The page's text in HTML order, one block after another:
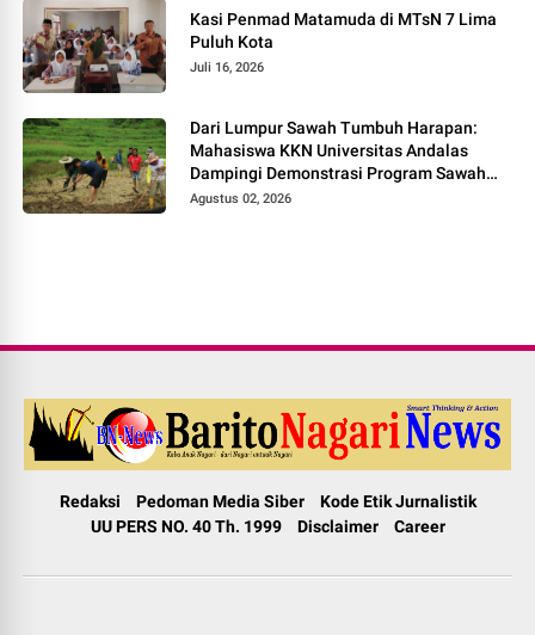
Kasi Penmad Matamuda di MTsN 7 Lima
Puluh Kota
Juli 16, 2026
Dari Lumpur Sawah Tumbuh Harapan:
Mahasiswa KKN Universitas Andalas
Dampingi Demonstrasi Program Sawah
Pokok Murah di Jorong Bayua
Agustus 02, 2026
Redaksi Pedoman Media Siber
Kode Etik Jurnalistik
UU PERS NO. 40 Th. 1999
Disclaimer Career